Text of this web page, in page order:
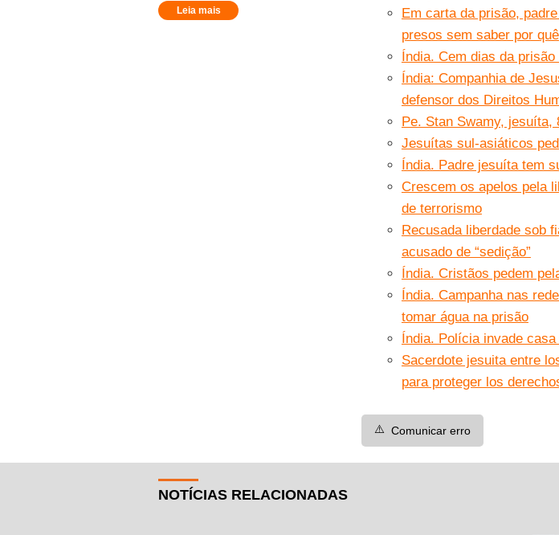
Leia mais
Em carta da prisão,
presos sem saber por quê
Índia. Cem dias da
Índia: Companhia de
defensor dos Direitos
Pe. Stan Swamy,
Jesuítas sul-asiáticos
Índia. Padre jesuíta tem
Crescem os apelos pela
de terrorismo
Recusada liberdade sob
acusado de “sedição”
Índia. Cristãos pedem
Índia. Campanha nas
tomar água na prisão
Índia. Polícia invade
Sacerdote jesuita entre
para proteger los
⚠️ Comunicar erro
NOTÍCIAS RELACIONADAS